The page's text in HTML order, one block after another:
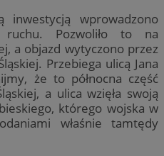
inwestycją wprowadzono
ruchu. Pozwoliło to na
a objazd wytyczono przez
Przebiega ulicą Jana
że to północna część
a ulica wzięła swoją
którego wojska w
właśnie tamtędy